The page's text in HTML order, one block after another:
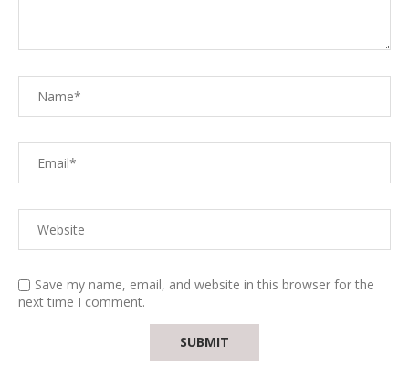
Save my name, email, and website in this browser for the
next time I comment.